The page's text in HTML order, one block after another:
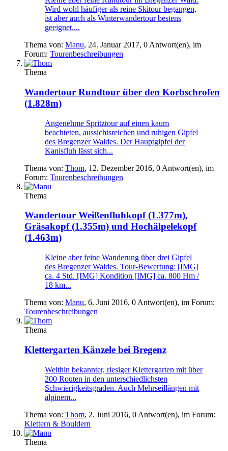
Wird wohl häufiger als reine Skitour begangen,
ist aber auch als Winterwandertour bestens
geeignet....
Thema von: Manu, 24. Januar 2017, 0 Antwort(en), im
Forum: Tourenbeschreibungen
Thema
Wandertour Rundtour über den Korbschrofen
(1.828m)
Angenehme Spritztour auf einen kaum
beachteten, aussichtsreichen und ruhigen Gipfel
des Bregenzer Waldes. Der Hauptgipfel der
Kanisfluh lässt sich...
Thema von: Thom, 12. Dezember 2016, 0 Antwort(en), im
Forum: Tourenbeschreibungen
Thema
Wandertour Weißenfluhkopf (1.377m),
Gräsakopf (1.355m) und Hochälpelekopf
(1.463m)
Kleine aber feine Wanderung über drei Gipfel
des Bregenzer Waldes. Tour-Bewertung: [IMG]
ca. 4 Std. [IMG] Kondition [IMG] ca. 800 Hm /
18 km...
Thema von: Manu, 6. Juni 2016, 0 Antwort(en), im Forum:
Tourenbeschreibungen
Thema
Klettergarten Känzele bei Bregenz
Weithin bekannter, riesiger Klettergarten mit über
200 Routen in den unterschiedlichsten
Schwierigkeitsgraden. Auch Mehrseillängen mit
alpinem...
Thema von: Thom, 2. Juni 2016, 0 Antwort(en), im Forum:
Klettern & Bouldern
Thema